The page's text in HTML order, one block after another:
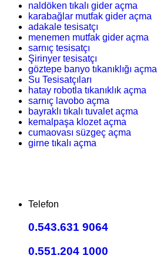
naldöken tıkalı gider açma
karabağlar mutfak gider açma
adakale tesisatçı
menemen mutfak gider açma
sarnıç tesisatçı
Şirinyer tesisatçı
göztepe banyo tıkanıklığı açma
Su Tesisatçıları
hatay robotla tıkanıklık açma
sarnıç lavobo açma
bayraklı tıkalı tuvalet açma
kemalpaşa klozet açma
cumaovası süzgeç açma
girne tıkalı açma
Telefon
0.543.631 9064
0.551.204 1000